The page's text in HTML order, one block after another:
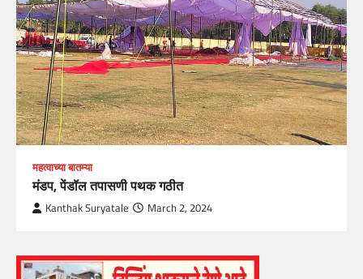
महत्वाच्या बातम्या
मंडप, पेंडॉल तपासणी पथक गठीत
Kanthak Suryatale March 2, 2024